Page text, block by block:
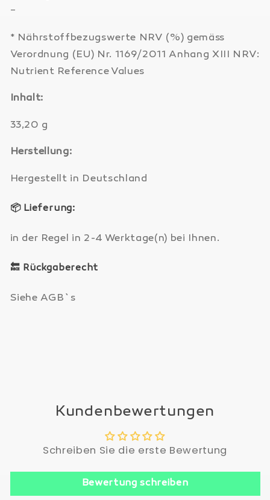
-
* Nährstoffbezugswerte NRV (%) gemäss
Verordnung (EU) Nr. 1169/2011 Anhang XIII NRV:
Nutrient Reference Values
Inhalt:
33,20 g
Herstellung:
Hergestellt in Deutschland
📦 Lieferung:
in der Regel in 2-4 Werktage(n) bei Ihnen.
🔙 Rückgaberecht
Siehe AGB`s
Kundenbewertungen
Schreiben Sie die erste Bewertung
Bewertung schreiben